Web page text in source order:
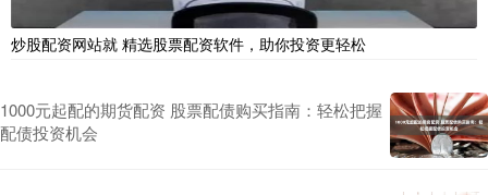
炒股配资网站就 精选股票配资软件，助你投资更轻松
1000元起配的期货配资 股票配债购买指南：轻松把握
配债投资机会